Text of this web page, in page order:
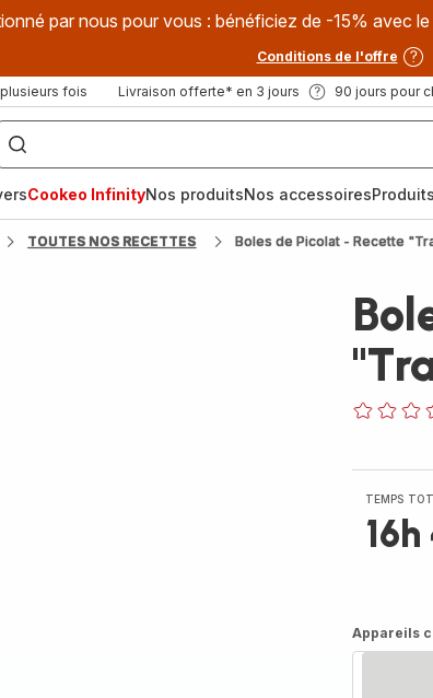
par nous pour vous : bénéficiez de -15% avec
Conditions de l'offre
fois Livraison offerte* en 3 jours 90 jours pour
vous
?",
fryer",Cookeo InfinityNos produitsNos accessoires
TOUTES NOS RECETTES Boles de Picolat - Recette
TEMPS
Appareils